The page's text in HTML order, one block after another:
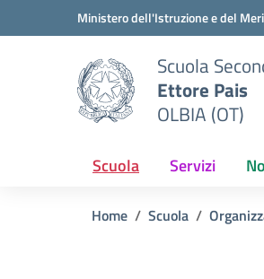
Vai ai contenuti
Vai al menu di navigazioneMinistero dell'Istruzione e del
Scuola
Ettore Pais
OLBIA (OT)
Scuola Servizi
Home Scuola